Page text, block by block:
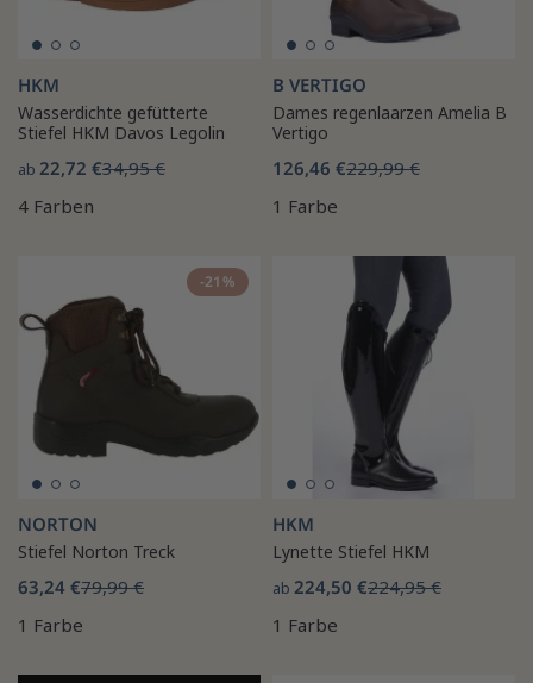
HKM
Wasserdichte gefütterte
Stiefel HKM Davos Legolin
ab 22,72 €34,95 €
4 Farben
B VERTIGO
Dames regenlaarzen Amelia B
Vertigo
126,46 €229,99 €
1 Farbe
-21%
NORTON
Stiefel Norton Treck
63,24 €79,99 €
1 Farbe
HKM
Lynette Stiefel HKM
ab 224,50 €224,95 €
1 Farbe